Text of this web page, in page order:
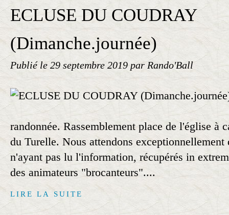
ECLUSE DU COUDRAY
(Dimanche.journée)
Publié le 29 septembre 2019 par Rando'Ball
randonnée. Rassemblement place de l'église à
du Turelle. Nous attendons exceptionnellement
n'ayant pas lu l'information, récupérés in
des animateurs "brocanteurs"....
LIRE LA SUITE